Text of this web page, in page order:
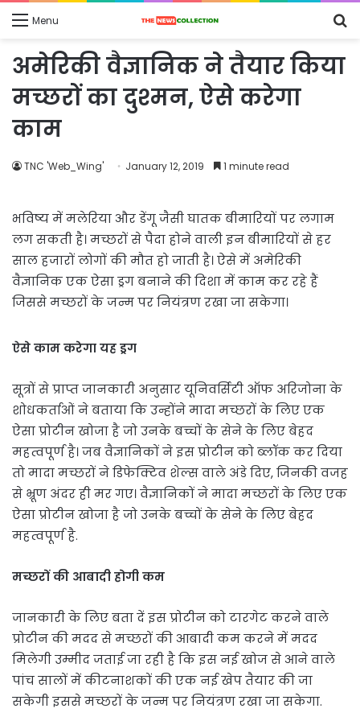
Menu
अमेरिकी वैज्ञानिक ने तैयार किया
मच्छरों का दुश्मन, ऐसे करेगा
काम
TNC 'Web_Wing' January 12, 2019 1 minute read
भविष्य में मलेरिया और डेंगू जैसी घातक बीमारियों पर लगाम
लग सकती है। मच्छरों से पैदा होने वाली इन बीमारियों से हर
साल हजारों लोगों की मौत हो जाती है। ऐसे में अमेरिकी
वैज्ञानिक एक ऐसा ड्रग बनाने की दिशा में काम कर रहे हैं
जिससे मच्छरों के जन्म पर नियंत्रण रखा जा सकेगा।
ऐसे काम करेगा यह ड्रग
सूत्रों से प्राप्त जानकारी अनुसार यूनिवर्सिटी ऑफ अरिजोना के
शोधकर्ताओं ने बताया कि उन्होंने मादा मच्छरों के लिए एक
ऐसा प्रोटीन खोजा है जो उनके बच्चों के सेने के लिए बेहद
महत्वपूर्ण है। जब वैज्ञानिकों ने इस प्रोटीन को ब्लॉक कर दिया
तो मादा मच्छरों ने डिफेक्टिव शेल्स वाले अंडे दिए, जिनकी वजह
से भ्रूण अंदर ही मर गए। वैज्ञानिकों ने मादा मच्छरों के लिए एक
ऐसा प्रोटीन खोजा है जो उनके बच्चों के सेने के लिए बेहद
महत्वपूर्ण है.
मच्छरों की आबादी होगी कम
जानकारी के लिए बता दें इस प्रोटीन को टारगेट करने वाले
प्रोटीन की मदद से मच्छरों की आबादी कम करने में मदद
मिलेगी उम्मीद जताई जा रही है कि इस नई खोज से आने वाले
पांच सालों में कीटनाशकों की एक नई खेप तैयार की जा
सकेगी इससे मच्छरों के जन्म पर नियंत्रण रखा जा सकेगा.